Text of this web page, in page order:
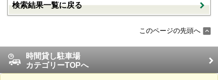
検索結果一覧に戻る
このページの先頭へ
時間貸し駐車場
カテゴリーTOPへ